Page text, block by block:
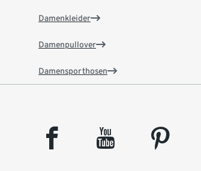
Damenkleider
Damenpullover
Damensporthosen
facebook youtube pinterest